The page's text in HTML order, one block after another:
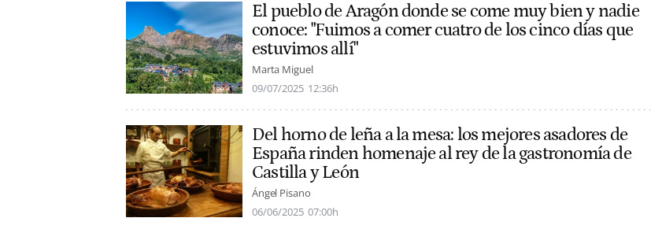
El pueblo de Aragón donde se come muy bien y nadie
conoce: "Fuimos a comer cuatro de los cinco días que
estuvimos allí"
Marta Miguel
09/07/2025 12:36h
Del horno de leña a la mesa: los mejores asadores de
España rinden homenaje al rey de la gastronomía de
Castilla y León
Ángel Pisano
06/06/2025 07:00h